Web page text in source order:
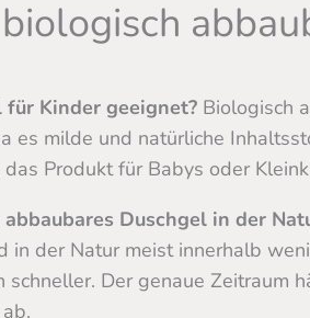
Kinder geeignet? Biologisch
es milde und natürliche
Produkt für Babys oder
Duschgel in der
in der Natur meist innerhalb
Der genaue Zeitraum